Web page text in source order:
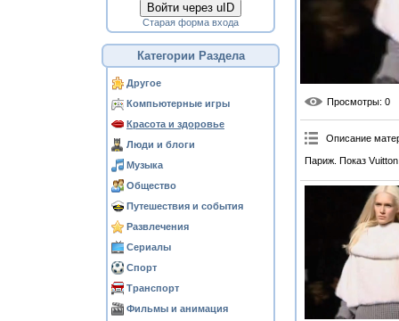
Войти через uID
Старая форма входа
Категории Раздела
Другое
Компьютерные игры
Красота и здоровье
Люди и блоги
Музыка
Общество
Путешествия и события
Развлечения
Сериалы
Спорт
Транспорт
Фильмы и анимация
Просмотры: 0
Описание
Париж. Показ